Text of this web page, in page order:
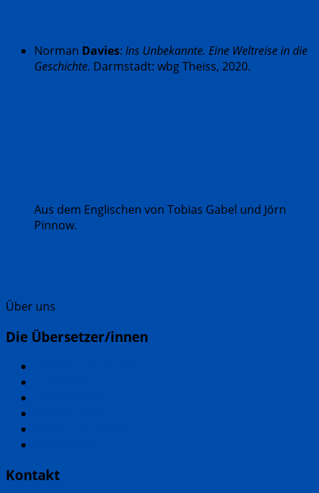
Norman Davies: Ins Unbekannte. Eine Weltreise in die
Geschichte. Darmstadt: wbg Theiss, 2020.
Aus dem Englischen von Tobias Gabel und Jörn
Pinnow.
Über uns
Die Übersetzer/innen
Kontakt